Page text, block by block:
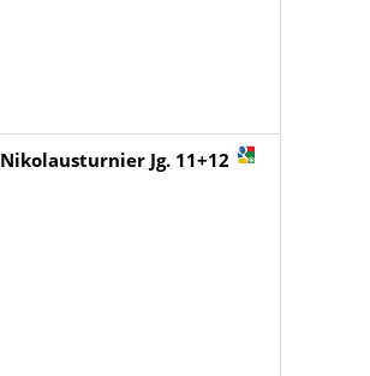
Nikolausturnier Jg. 11+12